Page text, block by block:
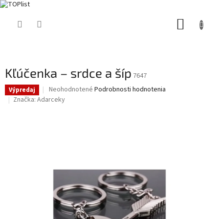
Kľúčenka – srdce a šíp 7647
Výpredaj
Priemerné
hodnotenie
Neohodnotené Podrobnosti hodnotenia
Značka: Adarceky